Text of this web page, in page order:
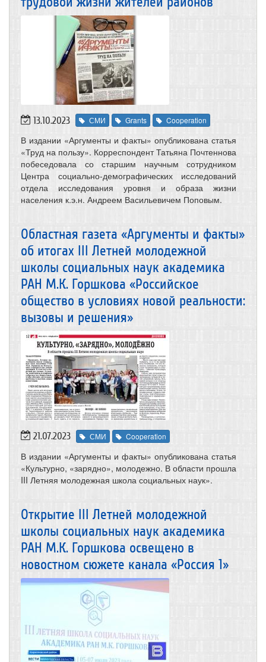
13.10.2023 СМИ Grants Cooperation
В издании «Аргументы и факты» опубликована статья
«Труд на пользу». Корреспондент Татьяна Почтеннова
побеседовала со старшим научным сотрудником
Центра социально-демографических исследований
отдела исследования уровня и образа жизни
населения к.э.н. Андреем Васильевичем Поповым.
Областная газета «Аргументы и факты»
об итогах III Летней молодежной
школы социальных наук академика
РАН М.К. Горшкова «Российское
общество в условиях новой реальности:
вызовы и решения»
21.07.2023 СМИ Cooperation
В издании «Аргументы и факты» опубликована статья
«Культурно, «зарядно», молодежно. В области прошла
III Летняя молодежная школа социальных наук».
Открытие III Летней молодежной
школы социальных наук академика
РАН М.К. Горшкова освещено в
новостном сюжете канала «Россия 1»